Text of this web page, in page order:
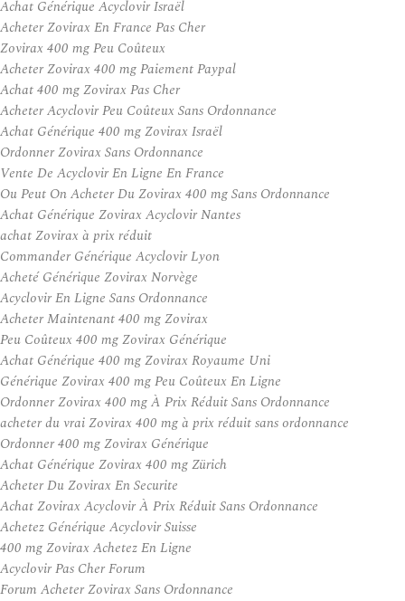
Achat Générique Acyclovir Israël
Acheter Zovirax En France Pas Cher
Zovirax 400 mg Peu Coûteux
Acheter Zovirax 400 mg Paiement Paypal
Achat 400 mg Zovirax Pas Cher
Acheter Acyclovir Peu Coûteux Sans Ordonnance
Achat Générique 400 mg Zovirax Israël
Ordonner Zovirax Sans Ordonnance
Vente De Acyclovir En Ligne En France
Ou Peut On Acheter Du Zovirax 400 mg Sans Ordonnance
Achat Générique Zovirax Acyclovir Nantes
achat Zovirax à prix réduit
Commander Générique Acyclovir Lyon
Acheté Générique Zovirax Norvège
Acyclovir En Ligne Sans Ordonnance
Acheter Maintenant 400 mg Zovirax
Peu Coûteux 400 mg Zovirax Générique
Achat Générique 400 mg Zovirax Royaume Uni
Générique Zovirax 400 mg Peu Coûteux En Ligne
Ordonner Zovirax 400 mg À Prix Réduit Sans Ordonnance
acheter du vrai Zovirax 400 mg à prix réduit sans ordonnance
Ordonner 400 mg Zovirax Générique
Achat Générique Zovirax 400 mg Zürich
Acheter Du Zovirax En Securite
Achat Zovirax Acyclovir À Prix Réduit Sans Ordonnance
Achetez Générique Acyclovir Suisse
400 mg Zovirax Achetez En Ligne
Acyclovir Pas Cher Forum
Forum Acheter Zovirax Sans Ordonnance